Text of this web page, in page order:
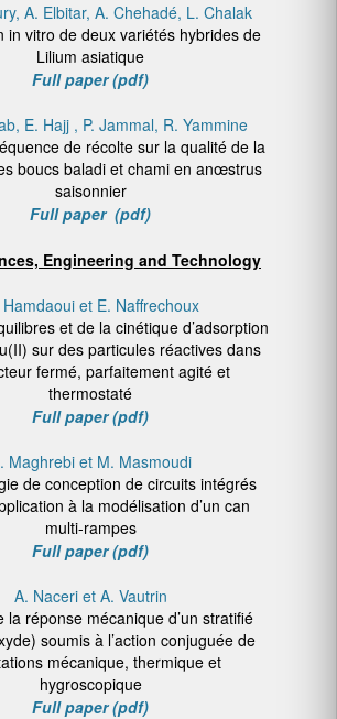
A. Elbitar, A. Chehadé, L. Chalak
in vitro de deux variétés hybrides de
Lilium asiatique
Full paper (pdf)
E. Hajj , P. Jammal, R. Yammine
de récolte sur la qualité de la
boucs baladi et chami en anœstrus
saisonnier
Full paper (pdf)
Engineering and Technology
et E. Naffrechoux
et de la cinétique d’adsorption
sur des particules réactives dans
fermé, parfaitement agité et
thermostaté
Full paper (pdf)
Maghrebi et M. Masmoudi
de conception de circuits intégrés
à la modélisation d’un can
multi-rampes
Full paper (pdf)
A. Naceri et A. Vautrin
la réponse mécanique d’un stratifié
soumis à l’action conjuguée de
mécanique, thermique et
hygroscopique
Full paper (pdf)